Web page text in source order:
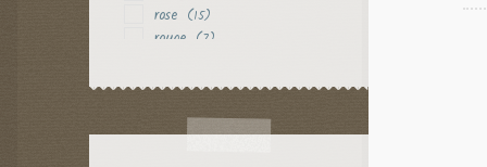
rose (15)
rouge (7)
violet (3)